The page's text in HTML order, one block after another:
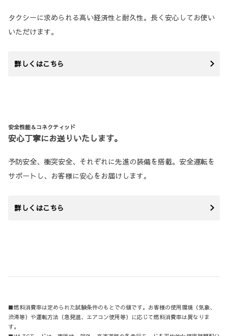
タクシーに求められる高い経済性と耐久性。長く安心してお使い
いただけます。
詳しくはこちら
安全性能＆コネクティッド
安心丁寧にお送りいたします。
予防安全、衝突安全、それぞれに先進の装備を搭載。安全運転を
サポートし、お客様に安心をお届けします。
詳しくはこちら
■燃料消費率は定められた試験条件のもとでの値です。お客様の使用環境（気象、
渋滞等）や運転方法（急発進、エアコン使用等）に応じて燃料消費率は異なりま
す。